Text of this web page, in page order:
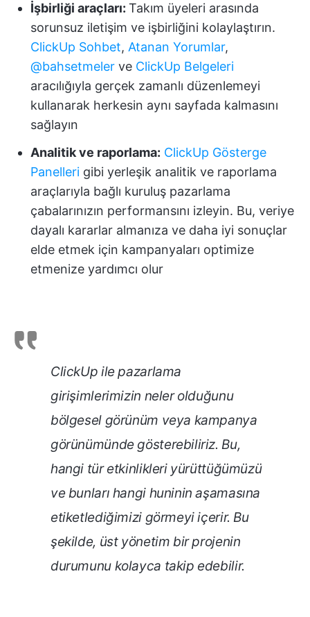
İşbirliği araçları: Takım üyeleri arasında
sorunsuz iletişim ve işbirliğini kolaylaştırın.
ClickUp Sohbet, Atanan Yorumlar,
@bahsetmeler ve ClickUp Belgeleri
aracılığıyla gerçek zamanlı düzenlemeyi
kullanarak herkesin aynı sayfada kalmasını
sağlayın
Analitik ve raporlama: ClickUp Gösterge
Panelleri gibi yerleşik analitik ve raporlama
araçlarıyla bağlı kuruluş pazarlama
çabalarınızın performansını izleyin. Bu, veriye
dayalı kararlar almanıza ve daha iyi sonuçlar
elde etmek için kampanyaları optimize
etmenize yardımcı olur
ClickUp ile pazarlama
girişimlerimizin neler olduğunu
bölgesel görünüm veya kampanya
görünümünde gösterebiliriz. Bu,
hangi tür etkinlikleri yürüttüğümüzü
ve bunları hangi huninin aşamasına
etiketlediğimizi görmeyi içerir. Bu
şekilde, üst yönetim bir projenin
durumunu kolayca takip edebilir.